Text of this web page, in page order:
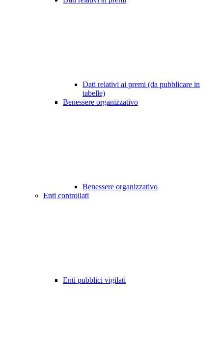
Dati relativi ai premi (da pubblicare in
tabelle)
Benessere organizzativo
Benessere organizzativo
Enti controllati
Enti pubblici vigilati